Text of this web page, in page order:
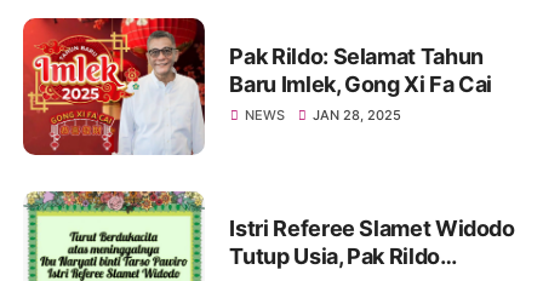
Pak Rildo: Selamat Tahun
Baru Imlek, Gong Xi Fa Cai
NEWS JAN 28, 2025
Istri Referee Slamet Widodo
Tutup Usia, Pak Rildo